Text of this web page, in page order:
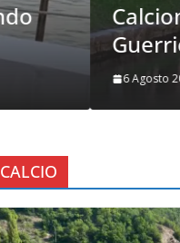
Calciomercato
Guerriero
6 Agosto 2026 Giacomo
CALCIO